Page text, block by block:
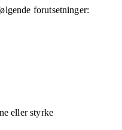
forutsetninger:
eller styrke